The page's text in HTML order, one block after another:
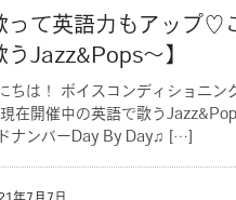
って英語力もアップ
うJazz&Pops〜】
ちは！ ボイスコンディショニ
開催中の英語で歌う
ナンバーDay By Day♫ […]